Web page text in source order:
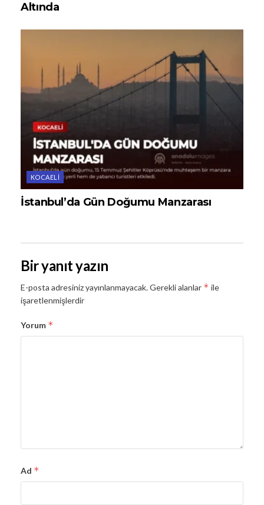
Altında
KOCAELI
İstanbul’da Gün Doğumu Manzarası
Bir yanıt yazın
E-posta adresiniz yayınlanmayacak.Gerekli alanlar * ile
işaretlenmişlerdir
Yorum *
Ad *